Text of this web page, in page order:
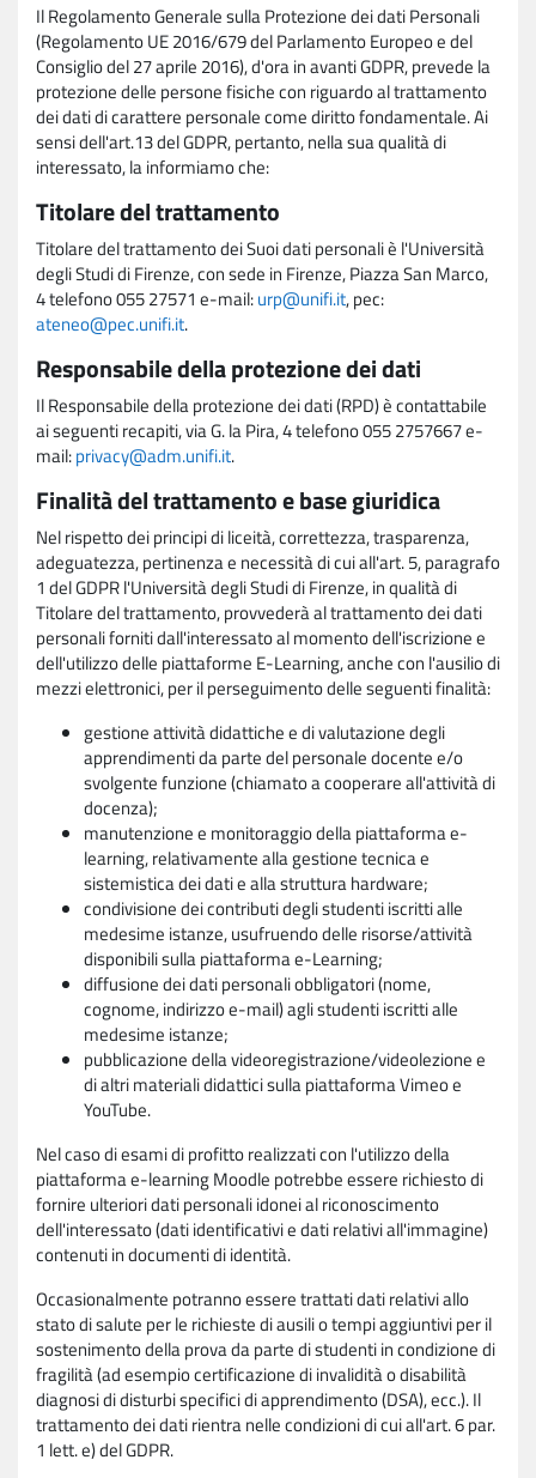
Il Regolamento Generale sulla Protezione dei dati Personali
(Regolamento UE 2016/679 del Parlamento Europeo e del
Consiglio del 27 aprile 2016), d'ora in avanti GDPR, prevede la
protezione delle persone fisiche con riguardo al trattamento
dei dati di carattere personale come diritto fondamentale. Ai
sensi dell'art.13 del GDPR, pertanto, nella sua qualità di
interessato, la informiamo che:
Titolare del trattamento
Titolare del trattamento dei Suoi dati personali è l'Università
degli Studi di Firenze, con sede in Firenze, Piazza San Marco,
4 telefono 055 27571 e-mail:urp@unifi.it, pec:
ateneo@pec.unifi.it.
Responsabile della protezione dei dati
Il Responsabile della protezione dei dati (RPD) è contattabile
ai seguenti recapiti, via G. la Pira, 4 telefono 055 2757667 e-
mail:privacy@adm.unifi.it.
Finalità del trattamento e base giuridica
Nel rispetto dei principi di liceità, correttezza, trasparenza,
adeguatezza, pertinenza e necessità di cui all'art. 5, paragrafo
1 del GDPR l'Università degli Studi di Firenze, in qualità di
Titolare del trattamento, provvederà al trattamento dei dati
personali forniti dall'interessato al momento dell'iscrizione e
dell'utilizzo delle piattaforme E-Learning, anche con l'ausilio di
mezzi elettronici, per il perseguimento delle seguenti finalità:
gestione attività didattiche e di valutazione degli
apprendimenti da parte del personale docente e/o
svolgente funzione (chiamato a cooperare all'attività di
docenza);
manutenzione e monitoraggio della piattaforma e-
learning, relativamente alla gestione tecnica e
sistemistica dei dati e alla struttura hardware;
condivisione dei contributi degli studenti iscritti alle
medesime istanze, usufruendo delle risorse/attività
disponibili sulla piattaforma e-Learning;
diffusione dei dati personali obbligatori (nome,
cognome, indirizzo e-mail) agli studenti iscritti alle
medesime istanze;
pubblicazione della videoregistrazione/videolezione e
di altri materiali didattici sulla piattaforma Vimeo e
YouTube.
Nel caso di esami di profitto realizzati con l'utilizzo della
piattaforma e-learning Moodle potrebbe essere richiesto di
fornire ulteriori dati personali idonei al riconoscimento
dell'interessato (dati identificativi e dati relativi all'immagine)
contenuti in documenti di identità.
Occasionalmente potranno essere trattati dati relativi allo
stato di salute per le richieste di ausili o tempi aggiuntivi per il
sostenimento della prova da parte di studenti in condizione di
fragilità (ad esempio certificazione di invalidità o disabilità
diagnosi di disturbi specifici di apprendimento (DSA), ecc.). Il
trattamento dei dati rientra nelle condizioni di cui all'art. 6 par.
1 lett. e) del GDPR.